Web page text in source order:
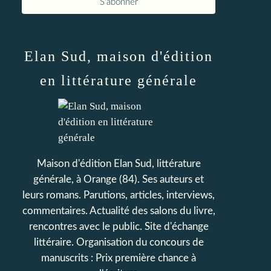
Elan Sud, maison d'édition
en littérature générale
Maison d'édition Elan Sud, littérature
générale, à Orange (84). Ses auteurs et
leurs romans. Parutions, articles, interviews,
commentaires. Actualité des salons du livre,
rencontres avec le public. Site d'échange
littéraire. Organisation du concours de
manuscrits : Prix première chance à